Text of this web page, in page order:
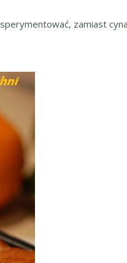
zamiast